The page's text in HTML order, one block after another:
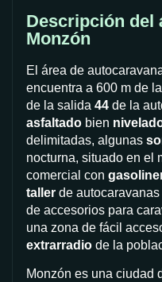
Descripción del
Monzón
El área de
encuentra a 600 m de
de la salida 44 de la
asfaltado bien
delimitadas, algunas
nocturna, situado en el
comercial con
taller de autocaravanas
de accesorios para
una zona de fácil
extrarradio de la
Monzón es una ciudad